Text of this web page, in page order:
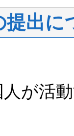
提出に
人が活